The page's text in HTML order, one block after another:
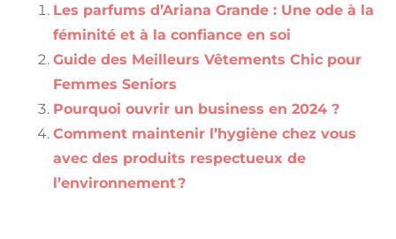
Les parfums d’Ariana Grande : Une ode à la
féminité et à la confiance en soi
Guide des Meilleurs Vêtements Chic pour
Femmes Seniors
Pourquoi ouvrir un business en 2024 ?
Comment maintenir l’hygiène chez vous
avec des produits respectueux de
l’environnement ?